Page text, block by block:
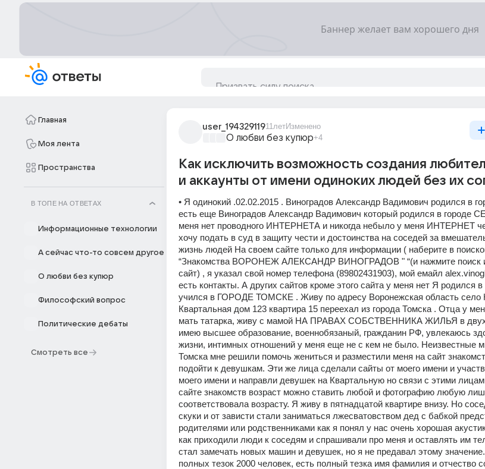
Главная
Моя лента
Пространства
В ТОПЕ НА ОТВЕТАХ
Информационные технологии
А сейчас что-то совсем другое
О любви без купюр
Философский вопрос
Политические дебаты
Смотреть все
user_19432911911летИзменено
О любви без купюр+4
Как исключить возможность создания
и аккаунты от имени одиноких людей без их
• Я одинокий .02.02.2015 . Виноградов Александр Вадимович родился в
есть еще Виноградов Александр Вадимович который родился в
меня нет проводного ИНТЕРНЕТА и никогда небыло у меня ИНТЕРНЕТ
хочу подать в суд в защиту чести и достоинства на соседей за
жизнь людей На своем сайте только для информации ( наберите в
“Знакомства ВОРОНЕЖ АЛЕКСАНДР ВИНОГРАДОВ " “(и нажмите поиск и
сайт) , я указал свой номер телефона (89802431903), мой емайл
есть контакты. А других сайтов кроме этого сайта у меня нет Я
учился в ГОРОДЕ ТОМСКЕ . Живу по адресу Воронежская область село
Квартальная дом 123 квартира 15 переехал из города Томска . Отца у
мать татарка, живу с мамой НА ПРАВАХ СОБСТВЕННИКА ЖИЛЬЯ в
имею высшее образование, военнобязаный, гражданин РФ, увлекаюсь
жизни, интимных отношений у меня еще не с кем не было. Неизвестные
Томска мне решили помочь жениться и разместили меня на сайт
подойти к девушкам. Эти же лица сделали сайты от моего имени и
моего имени и направли девушек на Квартальную но связи с этими
сайте знакомств возраст можно ставить любой и фотографию любую
соответствовала возрасту. Я живу в пятнадцатой квартире внизу. Но
скуки и от зависти стали заниматься лжесватовством дед с бабкой
родителями или родственниками как я понял у нас очень хорошая
как приходили люди к соседям и спрашивали про меня и оставлять им
стал замечать новых машин и девушек, но я не предавал этому
полных тезок 2000 человек, есть полный тезка имя фамилия и отчество